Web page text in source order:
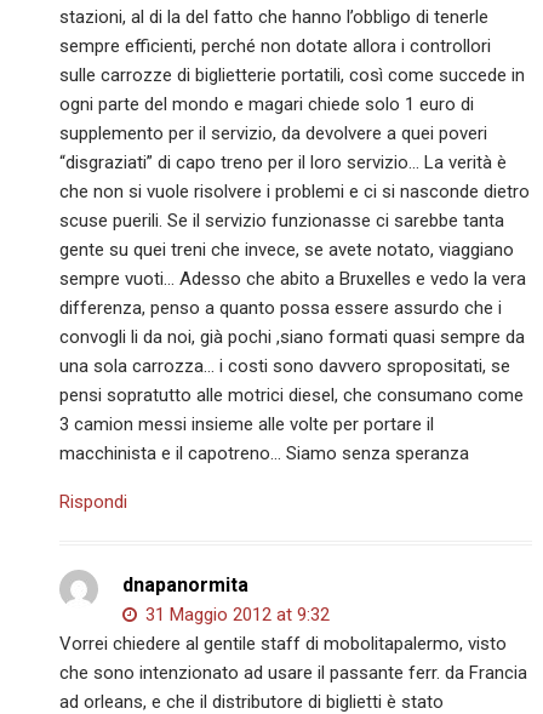
stazioni, al di la del fatto che hanno l’obbligo di tenerle
sempre efficienti, perché non dotate allora i controllori
sulle carrozze di biglietterie portatili, così come succede in
ogni parte del mondo e magari chiede solo 1 euro di
supplemento per il servizio, da devolvere a quei poveri
“disgraziati” di capo treno per il loro servizio… La verità è
che non si vuole risolvere i problemi e ci si nasconde dietro
scuse puerili. Se il servizio funzionasse ci sarebbe tanta
gente su quei treni che invece, se avete notato, viaggiano
sempre vuoti… Adesso che abito a Bruxelles e vedo la vera
differenza, penso a quanto possa essere assurdo che i
convogli li da noi, già pochi ,siano formati quasi sempre da
una sola carrozza… i costi sono davvero spropositati, se
pensi sopratutto alle motrici diesel, che consumano come
3 camion messi insieme alle volte per portare il
macchinista e il capotreno… Siamo senza speranza
Rispondi
dnapanormita
31 Maggio 2012 at 9:32
Vorrei chiedere al gentile staff di mobolitapalermo, visto
che sono intenzionato ad usare il passante ferr. da Francia
ad orleans, e che il distributore di biglietti è stato